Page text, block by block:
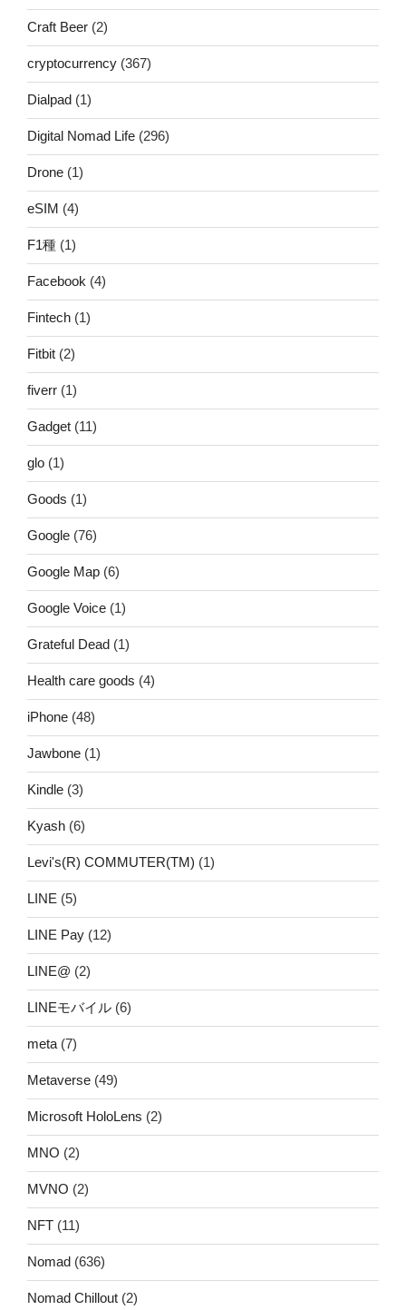
Craft Beer (2)
cryptocurrency (367)
Dialpad (1)
Digital Nomad Life (296)
Drone (1)
eSIM (4)
F1種 (1)
Facebook (4)
Fintech (1)
Fitbit (2)
fiverr (1)
Gadget (11)
glo (1)
Goods (1)
Google (76)
Google Map (6)
Google Voice (1)
Grateful Dead (1)
Health care goods (4)
iPhone (48)
Jawbone (1)
Kindle (3)
Kyash (6)
Levi's(R) COMMUTER(TM) (1)
LINE (5)
LINE Pay (12)
LINE@ (2)
LINEモバイル (6)
meta (7)
Metaverse (49)
Microsoft HoloLens (2)
MNO (2)
MVNO (2)
NFT (11)
Nomad (636)
Nomad Chillout (2)